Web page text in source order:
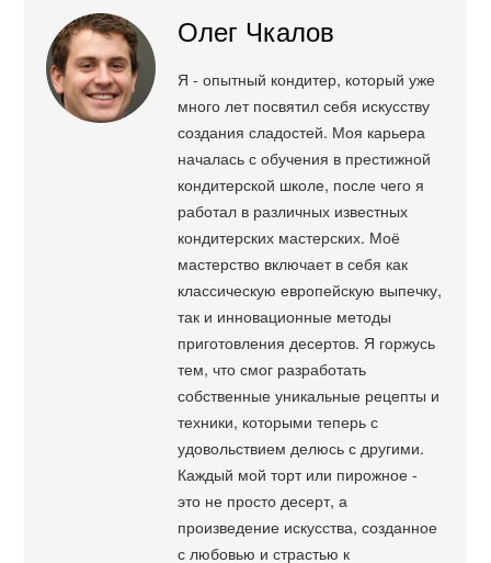
Олег Чкалов
Я - опытный кондитер, который уже
много лет посвятил себя искусству
создания сладостей. Моя карьера
началась с обучения в престижной
кондитерской школе, после чего я
работал в различных известных
кондитерских мастерских. Моё
мастерство включает в себя как
классическую европейскую выпечку,
так и инновационные методы
приготовления десертов. Я горжусь
тем, что смог разработать
собственные уникальные рецепты и
техники, которыми теперь с
удовольствием делюсь с другими.
Каждый мой торт или пирожное -
это не просто десерт, а
произведение искусства, созданное
с любовью и страстью к